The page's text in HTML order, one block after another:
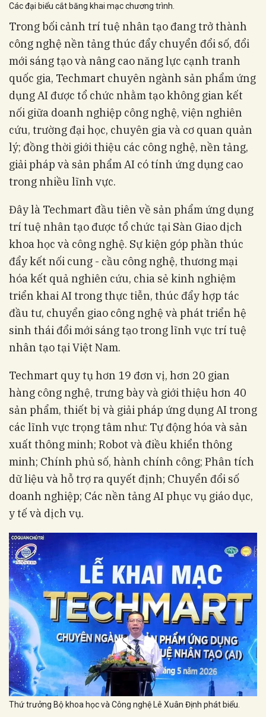
Các đại biểu cắt băng khai mạc chương trình.
Trong bối cảnh trí tuệ nhân tạo đang trở thành
công nghệ nền tảng thúc đẩy chuyển đổi số, đổi
mới sáng tạo và nâng cao năng lực cạnh tranh
quốc gia, Techmart chuyên ngành sản phẩm ứng
dụng AI được tổ chức nhằm tạo không gian kết
nối giữa doanh nghiệp công nghệ, viện nghiên
cứu, trường đại học, chuyên gia và cơ quan quản
lý; đồng thời giới thiệu các công nghệ, nền tảng,
giải pháp và sản phẩm AI có tính ứng dụng cao
trong nhiều lĩnh vực.
Đây là Techmart đầu tiên về sản phẩm ứng dụng
trí tuệ nhân tạo được tổ chức tại Sàn Giao dịch
khoa học và công nghệ. Sự kiện góp phần thúc
đẩy kết nối cung - cầu công nghệ, thương mại
hóa kết quả nghiên cứu, chia sẻ kinh nghiệm
triển khai AI trong thực tiễn, thúc đẩy hợp tác
đầu tư, chuyển giao công nghệ và phát triển hệ
sinh thái đổi mới sáng tạo trong lĩnh vực trí tuệ
nhân tạo tại Việt Nam.
Techmart quy tụ hơn 19 đơn vị, hơn 20 gian
hàng công nghệ, trưng bày và giới thiệu hơn 40
sản phẩm, thiết bị và giải pháp ứng dụng AI trong
các lĩnh vực trọng tâm như: Tự động hóa và sản
xuất thông minh; Robot và điều khiển thông
minh; Chính phủ số, hành chính công; Phân tích
dữ liệu và hỗ trợ ra quyết định; Chuyển đổi số
doanh nghiệp; Các nền tảng AI phục vụ giáo dục,
y tế và dịch vụ.
Thứ trưởng Bộ khoa học và Công nghệ Lê Xuân Định phát biểu.